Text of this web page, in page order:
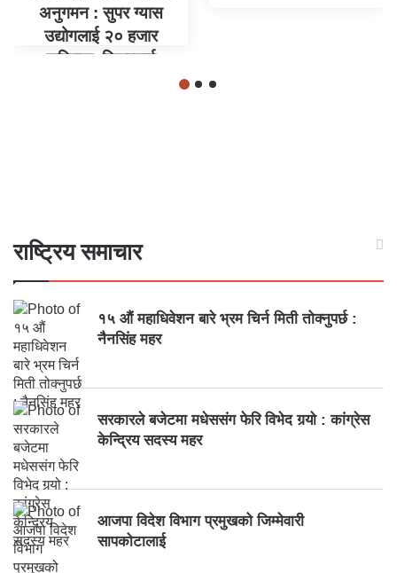
अनुगमन : सुपर ग्यास
उद्योगलाई २० हजार
जरिवाना, डिलरलाई
राष्ट्रिय समाचार
१५ औं महाधिवेशन बारे भ्रम चिर्न मिती तोक्नुपर्छ :
नैनसिंह महर
सरकारले बजेटमा मधेससंग फेरि विभेद गर्‍यो : कांग्रेस
केन्द्रिय सदस्य महर
आजपा विदेश विभाग प्रमुखको जिम्मेवारी
सापकोटालाई